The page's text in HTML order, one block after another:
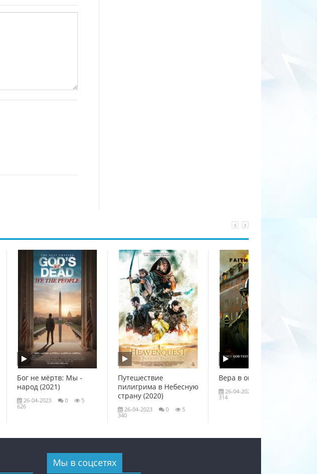
Бог не мёртв: Мы -
народ (2021)
26-04-2023 0
5
626
Путешествие
пилигрима в Небесную
страну (2020)
26-04-2023 0
5
340
Вера в огне (2020)
26-04-2023
314
Мы в соцсетях